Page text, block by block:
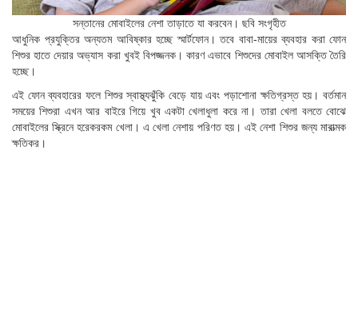
সন্তানের মোবাইলের নেশা তাড়াতে যা করবেন। ছবি সংগৃহীত
আধুনিক প্রযুক্তির অন্যতম আবিষ্কার হচ্ছে স্মার্টফোন। তবে বাবা-মায়ের ব্যবহার করা ফোন
শিশুর হাতে দেয়ার অভ্যাস করা খুবই বিপজ্জনক। কারণ এভাবে শিশুদের মোবাইল আসক্তি তৈরি
হচ্ছে।
এই ফোন ব্যবহারের ফলে শিশুর স্বাস্থ্যঝুঁকি বেড়ে যায় এবং পড়াশোনা ক্ষতিগ্রস্ত হয়। বর্তমান
সময়ের শিশুরা এখন আর বাইরে গিয়ে খুব একটা খেলাধুলা করে না। তারা খেলা বলতে বোঝে
মোবাইলের স্ক্রিনে হরেকরকম খেলা। এ খেলা নেশায় পরিণত হয়। এই নেশা শিশুর জন্য মারাত্মক
ক্ষতিকর।